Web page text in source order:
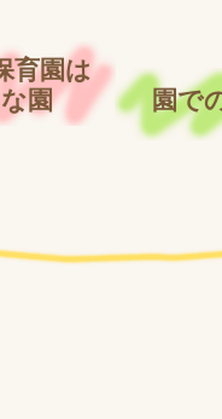
育園は
園
園で